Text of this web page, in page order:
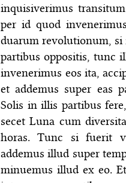
inquisiverimus
per id quod
duarum revolutionum, si
partibus oppositis, tunc
invenerimus eos ita,
et addemus super eas
Solis in illis partibus
secet Luna cum
horas. Tunc si fuerit
addemus illud super
minuemus illud ex eo.